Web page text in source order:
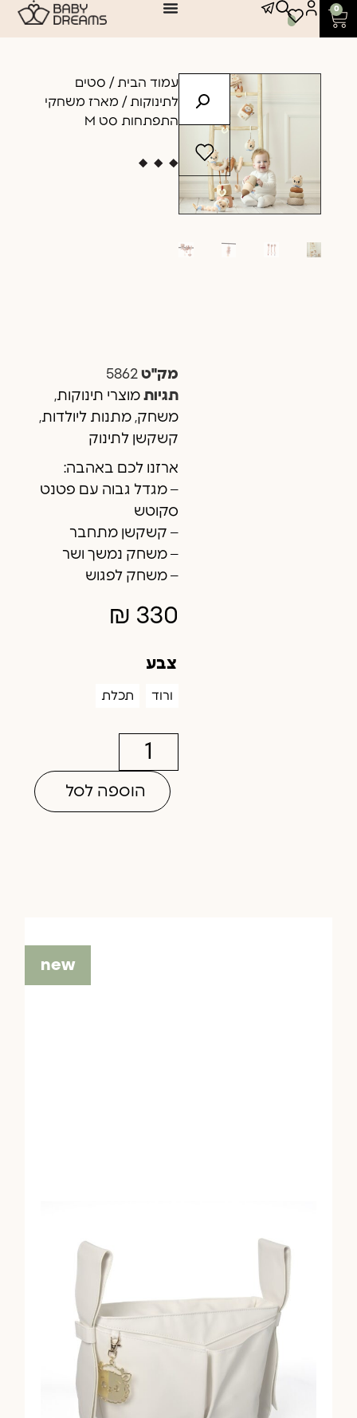
0
עמוד הבית / סטים
לתינוקות / מארז משחקי
התפתחות סט M
מק"ט 5862
תגיות מוצרי תינוקות,
משחק, מתנות ליולדות,
קשקשן לתינוק
ארזנו לכם באהבה:
– מגדל גבוה עם פטנט
סקוטש
– קשקשן מתחבר
– משחק נמשך ושר
– משחק לפגוש
₪ 330
צבע
ורוד תכלת
הוספה לסל
new